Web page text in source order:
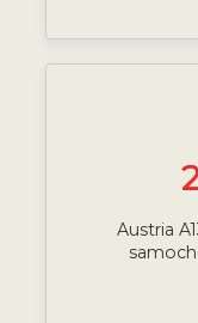
Austria